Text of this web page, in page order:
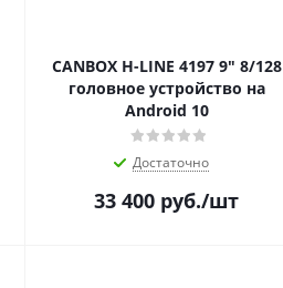
CANBOX H-LINE 4197 9" 8/128
головное устройство на
Android 10
Достаточно
33 400 руб./шт